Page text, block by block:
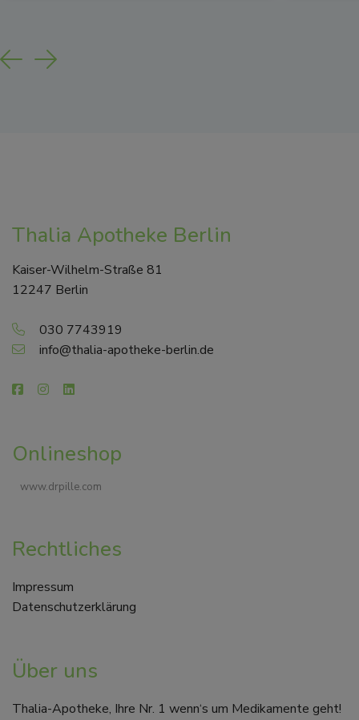
Previous
Next
Thalia Apotheke Berlin
Kaiser-Wilhelm-Straße 81
12247 Berlin
030 7743919
info@thalia-apotheke-berlin.de
Onlineshop
www.drpille.com
Rechtliches
Impressum
Datenschutzerklärung
Über uns
Thalia-Apotheke, Ihre Nr. 1 wenn‘s um Medikamente geht!